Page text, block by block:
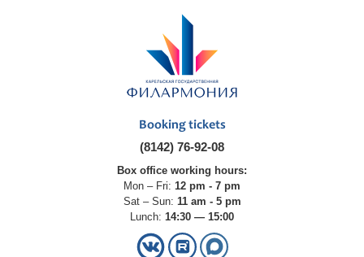
Booking tickets
(8142) 76-92-08
Box office working hours:
Mon – Fri: 12 pm - 7 pm
Sat – Sun: 11 am - 5 pm
Lunch: 14:30 — 15:00